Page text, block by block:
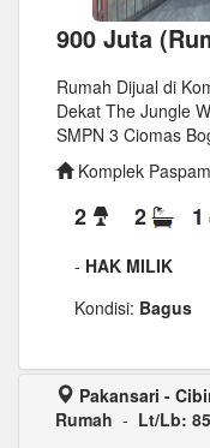
900 Juta
Rumah Dijual di
Dekat The Jungle
SMPN 3 Ciomas
Komplek
2 2 1
- HAK MILIK
Kondisi: Bagus
Pakansari -
Rumah - Lt/Lb: